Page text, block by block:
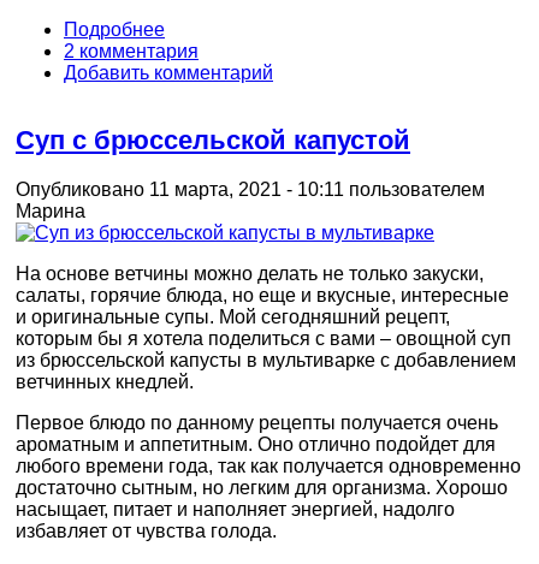
Подробнее
2 комментария
Добавить комментарий
Суп с брюссельской капустой
Опубликовано 11 марта, 2021 - 10:11 пользователем
Марина
На основе ветчины можно делать не только закуски,
салаты, горячие блюда, но еще и вкусные, интересные
и оригинальные супы. Мой сегодняшний рецепт,
которым бы я хотела поделиться с вами – овощной суп
из брюссельской капусты в мультиварке с добавлением
ветчинных кнедлей.
Первое блюдо по данному рецепты получается очень
ароматным и аппетитным. Оно отлично подойдет для
любого времени года, так как получается одновременно
достаточно сытным, но легким для организма. Хорошо
насыщает, питает и наполняет энергией, надолго
избавляет от чувства голода.